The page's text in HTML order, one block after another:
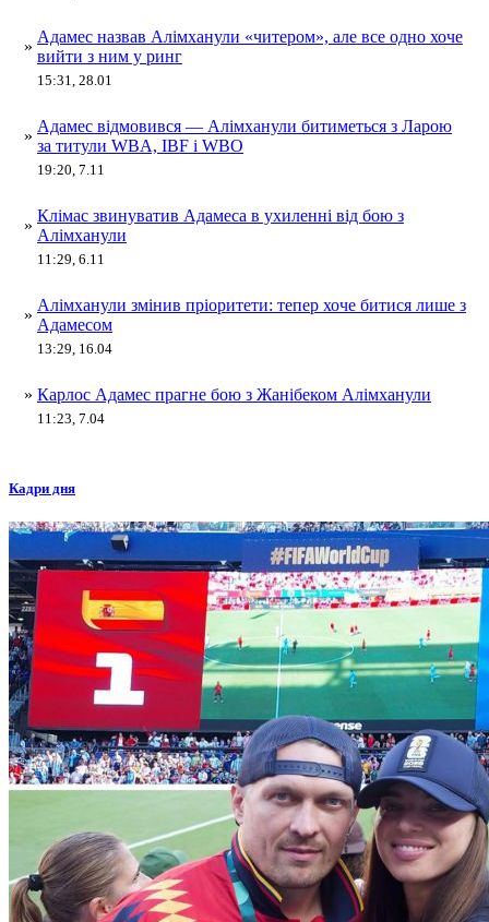
»
Адамес назвав Алімханули «читером», але все одно хоче
вийти з ним у ринг
15:31, 28.01
»
Адамес відмовився — Алімханули битиметься з Ларою
за титули WBA, IBF і WBO
19:20, 7.11
»
Клімас звинуватив Адамеса в ухиленні від бою з
Алімханули
11:29, 6.11
»
Алімханули змінив пріоритети: тепер хоче битися лише з
Адамесом
13:29, 16.04
» Карлос Адамес прагне бою з Жанібеком Алімханули
11:23, 7.04
Кадри дня